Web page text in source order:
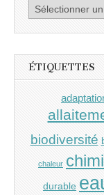
Archives
ÉTIQUETTES
biodiversité
chaleur
durable